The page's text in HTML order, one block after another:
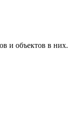
и объектов в них.